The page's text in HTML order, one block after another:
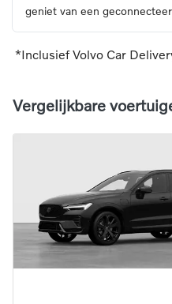
geniet van een
*Inclusief Volvo Car
Vergelijkbare